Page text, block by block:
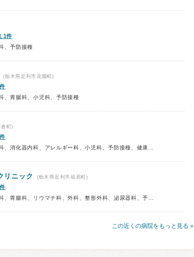
1件
、予防接種
(栃木県足利市花園町)
、胃腸科、小児科、予防接種
町)
リニック (栃木県足利市福居町)
この近くの病院をもっと見る »